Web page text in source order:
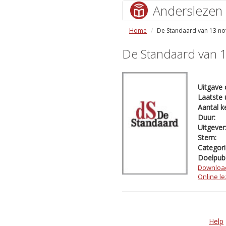
Anderslezen
Home De Standaard van 13
De Standaard van
Uitgave
Laatste
Aantal
Duur:
Uitgever:
Stem:
Online
Help